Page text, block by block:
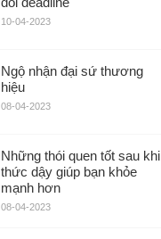
10-04-2023
Ngộ nhận đại sứ thương
hiệu
08-04-2023
Những thói quen tốt sau khi
thức dậy giúp bạn khỏe
mạnh hơn
08-04-2023